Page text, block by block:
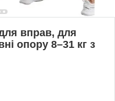
вправ, для
опору 8–31 кг з